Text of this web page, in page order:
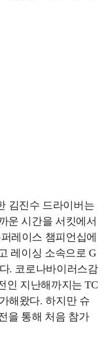
김진수 드라이버는
운 시간을 서킷에서
레이스 챔피언십에
레이싱 소속으로 G
. 코로나바이러스감
인 지난해까지는 TC
해왔다. 하지만 슈
을 통해 처음 참가